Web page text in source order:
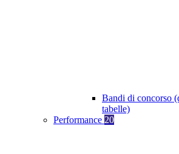
Bandi di concorso
tabelle)
Performance 20